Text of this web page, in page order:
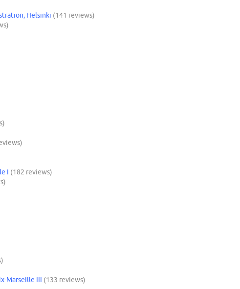
Helsinki (141 reviews)
I (182 reviews)
Marseille III (133 reviews)